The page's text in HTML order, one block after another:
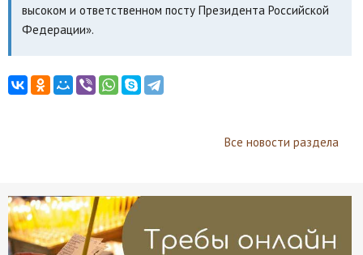
высоком и ответственном посту Президента Российской
Федерации».
Все новости раздела